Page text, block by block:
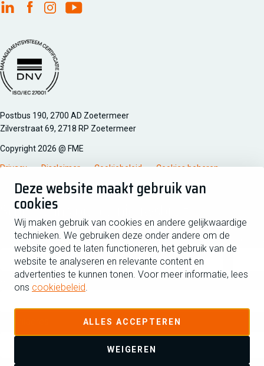
Deze website maakt gebruik van
cookies
Wij maken gebruik van cookies en andere gelijkwaardige
technieken. We gebruiken deze onder andere om de
website goed te laten functioneren, het gebruik van de
website te analyseren en relevante content en
advertenties te kunnen tonen. Voor meer informatie, lees
ons cookiebeleid.
ALLES ACCEPTEREN
WEIGEREN
FME Linkedin
FME Facebook
FME Instagram
FME Youtube
Managementsyteem certificatie DNV iso/iec 27001
Postbus 190, 2700 AD Zoetermeer
Zilverstraat 69, 2718 RP Zoetermeer
Copyright 2026 @ FME
Privacy Disclaimer Cookiebeleid Cookies beheren
Schrijf je in voor de nieuwsbrief
Voornaam
Achternaam